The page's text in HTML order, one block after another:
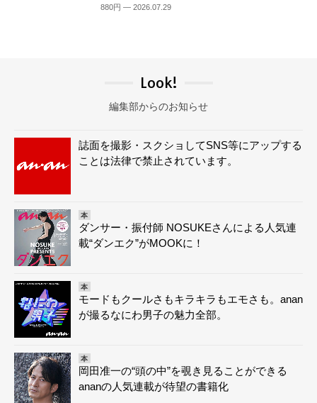
880円 — 2026.07.29
Look!
編集部からのお知らせ
誌面を撮影・スクショしてSNS等にアップする
ことは法律で禁止されています。
本
ダンサー・振付師 NOSUKEさんによる人気連
載“ダンエク”がMOOKに！
本
モードもクールさもキラキラもエモさも。anan
が撮るなにわ男子の魅力全部。
本
岡田准一の“頭の中”を覗き見ることができる
ananの人気連載が待望の書籍化